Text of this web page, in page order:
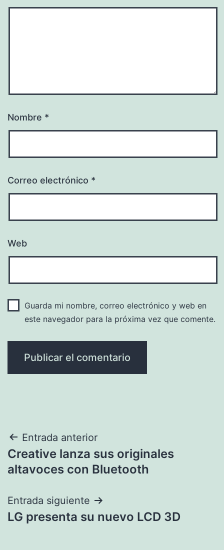
Nombre *
Correo electrónico *
Web
Guarda mi nombre, correo electrónico y web en
este navegador para la próxima vez que comente.
Navegación
de
Entrada anterior
Creative lanza sus originales
altavoces con Bluetooth
Entrada siguiente
LG presenta su nuevo LCD 3D